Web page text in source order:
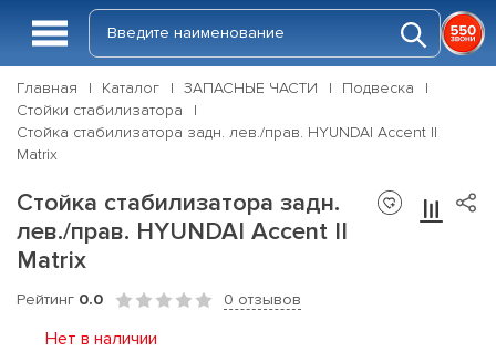
Главная Каталог ЗАПАСНЫЕ ЧАСТИ
Подвеска
Стойки стабилизатора
Стойка стабилизатора задн. лев./прав. HYUNDAI Accent II
Matrix
Стойка стабилизатора задн.
лев./прав. HYUNDAI Accent II
Matrix
Рейтинг 0.0 0 отзывов
Нет в наличии